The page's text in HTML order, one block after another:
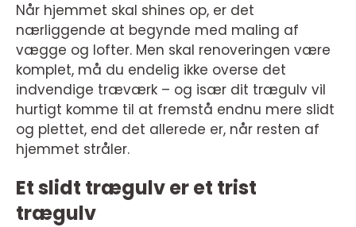
Når hjemmet skal shines op, er det
nærliggende at begynde med maling af
vægge og lofter. Men skal renoveringen være
komplet, må du endelig ikke overse det
indvendige træværk – og især dit trægulv vil
hurtigt komme til at fremstå endnu mere slidt
og plettet, end det allerede er, når resten af
hjemmet stråler.
Et slidt trægulv er et trist
trægulv